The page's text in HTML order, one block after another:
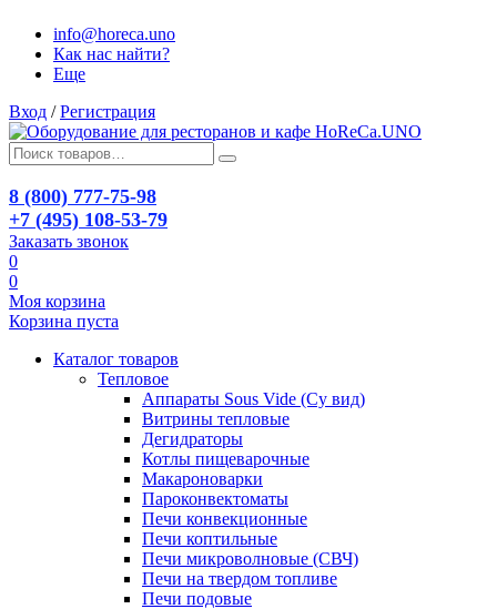
info@horeca.uno
Как нас найти?
Еще
Вход / Регистрация
8 (800) 777-75-98
+7 (495) 108-53-79
Заказать звонок
0
0
Моя корзина
Корзина пуста
Каталог товаров
Тепловое
Аппараты Sous Vide (Су вид)
Витрины тепловые
Дегидраторы
Котлы пищеварочные
Макароноварки
Пароконвектоматы
Печи конвекционные
Печи коптильные
Печи микроволновые (СВЧ)
Печи на твердом топливе
Печи подовые